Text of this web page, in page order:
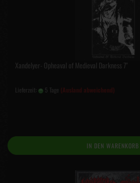
Xandelyer- Opheaval of Medieval Darkness 7"
Lieferzeit: 5 Tage (Ausland abweichend)
IN DEN WARENKORB